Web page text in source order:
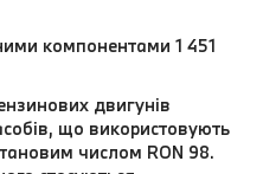
компонентами 1 451
двигунів
що використовують
числом RON 98.